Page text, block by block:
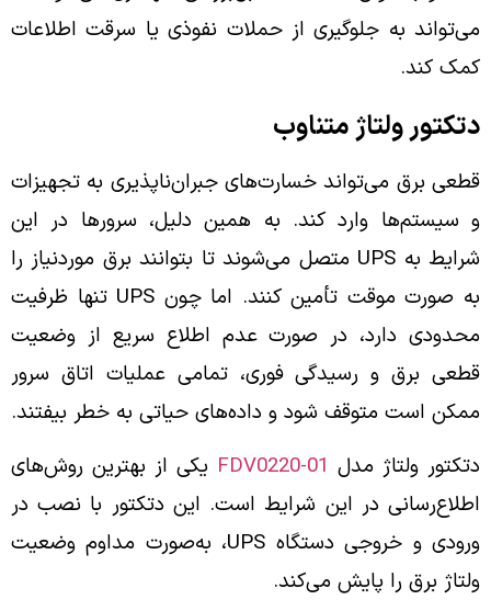
می‌تواند به جلوگیری از حملات نفوذی یا سرقت اطلاعات
کمک کند.
دتکتور ولتاژ متناوب
قطعی برق می‌تواند خسارت‌های جبران‌ناپذیری به تجهیزات
و سیستم‌ها وارد کند. به همین دلیل، سرورها در این
شرایط به UPS متصل می‌شوند تا بتوانند برق موردنیاز را
به صورت موقت تأمین کنند. اما چون UPS تنها ظرفیت
محدودی دارد، در صورت عدم اطلاع سریع از وضعیت
قطعی برق و رسیدگی فوری، تمامی عملیات اتاق سرور
ممکن است متوقف شود و داده‌های حیاتی به خطر بیفتند.
دتکتور ولتاژ مدل FDV0220-01 یکی از بهترین روش‌های
اطلاع‌رسانی در این شرایط است. این دتکتور با نصب در
ورودی و خروجی دستگاه UPS، به‌صورت مداوم وضعیت
ولتاژ برق را پایش می‌کند.